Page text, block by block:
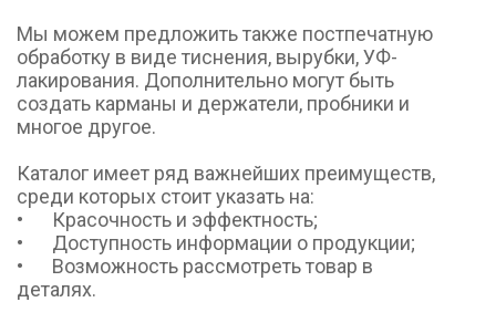
Мы можем предложить также постпечатную
обработку в виде тиснения, вырубки, УФ-
лакирования. Дополнительно могут быть
создать карманы и держатели, пробники и
многое другое.
Каталог имеет ряд важнейших преимуществ,
среди которых стоит указать на:
•	Красочность и эффектность;
•	Доступность информации о продукции;
•	Возможность рассмотреть товар в
деталях.